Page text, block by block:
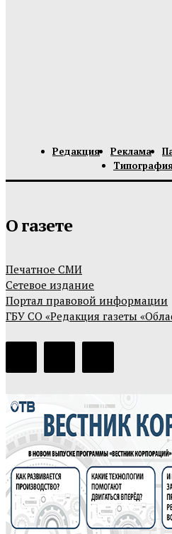
Редакция Реклама
О газете
Печатное СМИ
Сетевое издание
Портал правовой информации
ГБУ СО «Редакция газеты